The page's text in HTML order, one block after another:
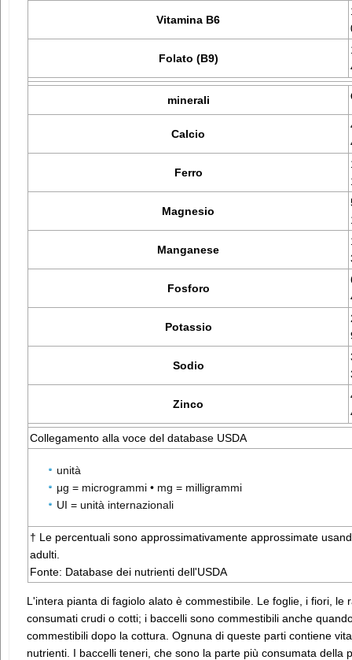
Vitamina B6
Folato (B9)
minerali
Calcio
Ferro
Magnesio
Manganese
Fosforo
Potassio
Sodio
Zinco
Collegamento alla voce del database USDA
unità
μg = microgrammi • mg = milligrammi
UI = unità internazionali
† Le percentuali sono approssimativamente approssimate
adulti.
Fonte: Database dei nutrienti dell'USDA
L'intera pianta di fagiolo alato è commestibile. Le foglie, i fiori, le
consumati crudi o cotti; i baccelli sono commestibili anche
commestibili dopo la cottura. Ognuna di queste parti contiene
nutrienti. I baccelli teneri, che sono la parte più consumata della